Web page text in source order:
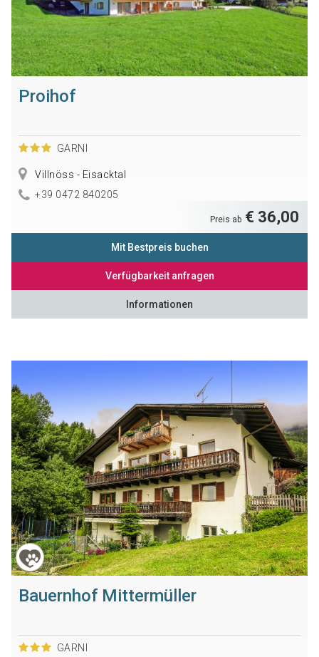
Proihof
GARNI
Villnöss - Eisacktal
+39 0472 840205
Preis ab € 36,00
Mit Bestpreis buchen
Verfügbarkeit anfragen
Informationen
Bauernhof Mittermüller
GARNI